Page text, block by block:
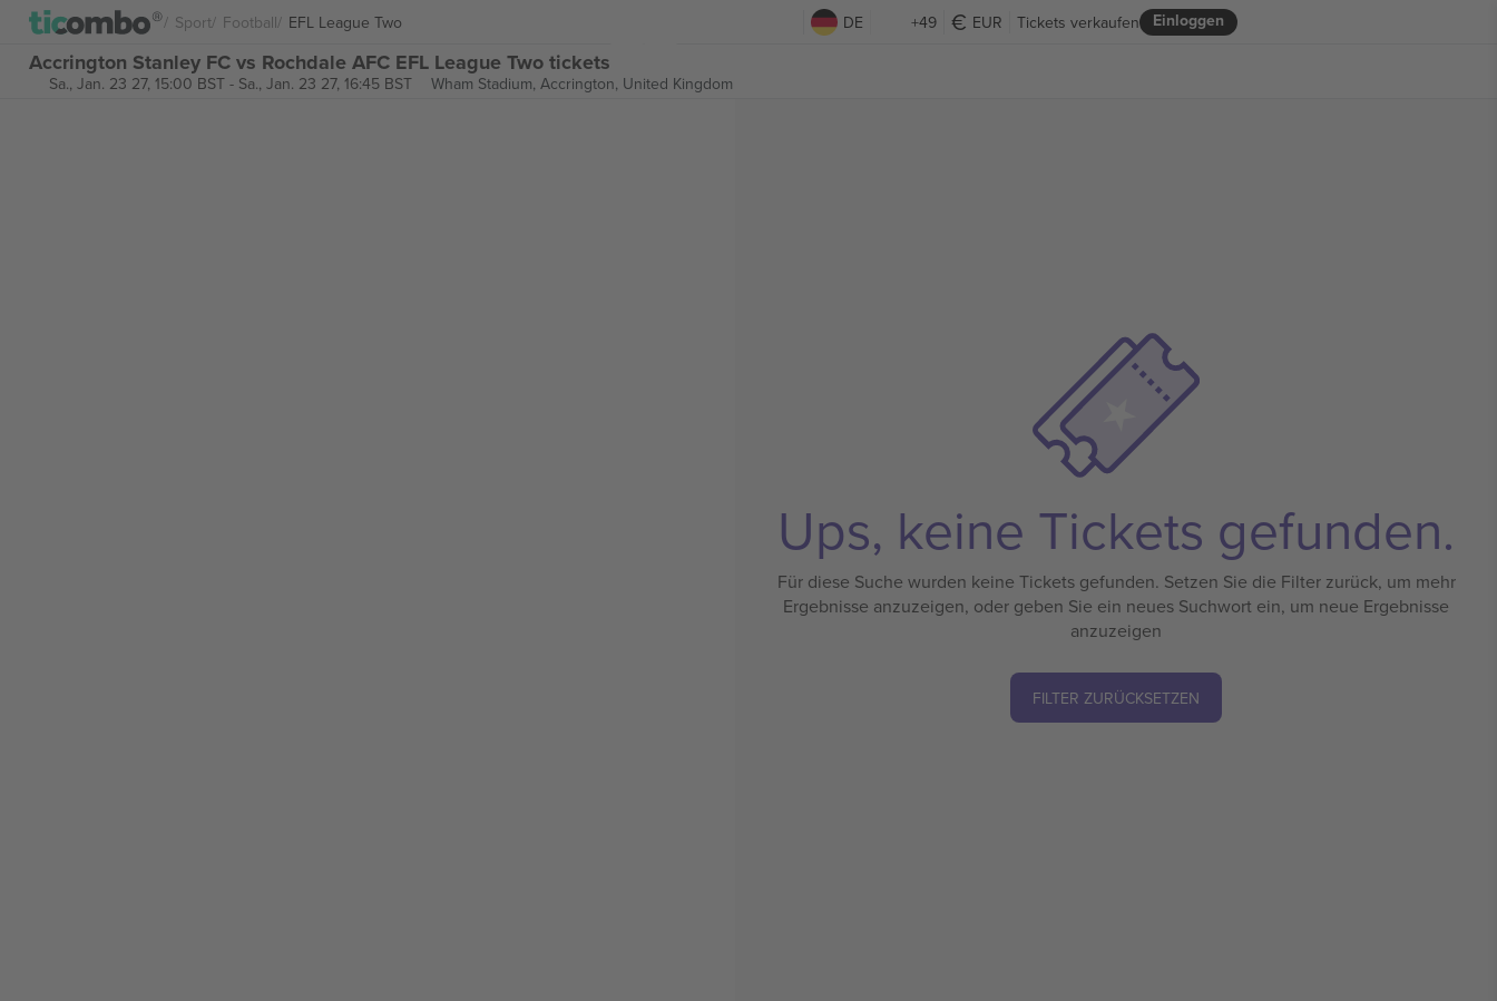
Sport Football EFL League Two DE +49 EUR Einloggen
Tickets verkaufen
Accrington Stanley FC vs Rochdale AFC EFL League Two tickets
Sa., Jan. 23 27, 15:00 BST- Sa., Jan. 23 27, 16:45 BST Wham Stadium, Accrington, United Kingdom
Ups, keine Tickets gefunden.
Für diese Suche wurden keine Tickets gefunden. Setzen Sie die Filter zurück, um mehr
Ergebnisse anzuzeigen, oder geben Sie ein neues Suchwort ein, um neue Ergebnisse
anzuzeigen
FILTER ZURÜCKSETZEN